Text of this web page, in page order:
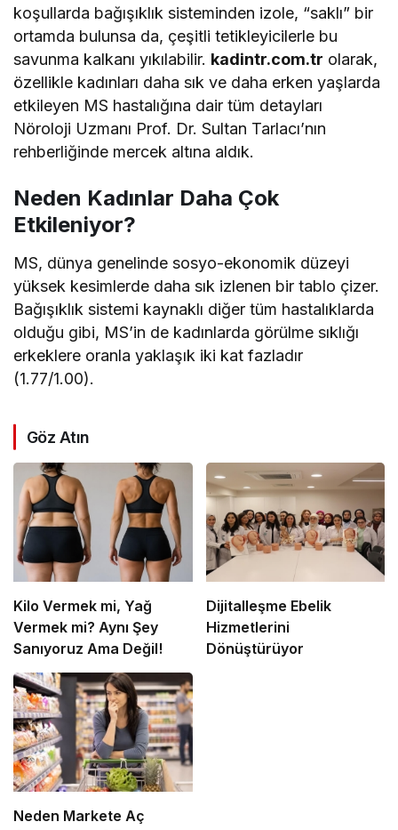
koşullarda bağışıklık sisteminden izole, “saklı” bir
ortamda bulunsa da, çeşitli tetikleyicilerle bu
savunma kalkanı yıkılabilir. kadintr.com.tr olarak,
özellikle kadınları daha sık ve daha erken yaşlarda
etkileyen MS hastalığına dair tüm detayları
Nöroloji Uzmanı Prof. Dr. Sultan Tarlacı’nın
rehberliğinde mercek altına aldık.
Neden Kadınlar Daha Çok
Etkileniyor?
MS, dünya genelinde sosyo-ekonomik düzeyi
yüksek kesimlerde daha sık izlenen bir tablo çizer.
Bağışıklık sistemi kaynaklı diğer tüm hastalıklarda
olduğu gibi, MS’in de kadınlarda görülme sıklığı
erkeklere oranla yaklaşık iki kat fazladır
(1.77/1.00).
Göz Atın
Kilo Vermek mi, Yağ
Vermek mi? Aynı Şey
Sanıyoruz Ama Değil!
Dijitalleşme Ebelik
Hizmetlerini
Dönüştürüyor
Neden Markete Aç